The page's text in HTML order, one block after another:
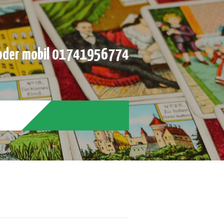
mobil 01741956774